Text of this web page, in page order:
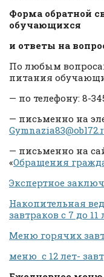
Форма обратной
обучающихся
и ответы на
По любым
питания
— по телефону: 8-
— письменно на
— письменно на
«Обращения
Экспертное
Накопительная
завтраков с 7 до 11
Меню горячих
меню с 12 лет-